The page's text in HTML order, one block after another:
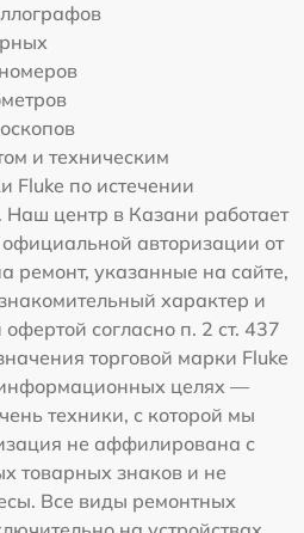
и техническим
Fluke по истечении
Наш центр в Казани работает
авторизации от
ремонт, указанные на сайте,
характер и
согласно п. 2 ст. 437
торговой марки Fluke
целях —
техники, с которой мы
не аффилирована с
товарных знаков и не
Все виды ремонтных